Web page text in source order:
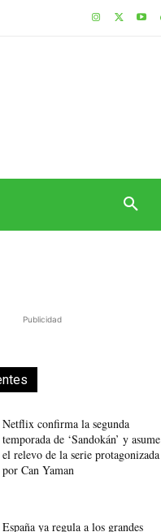
Publicidad
Netflix confirma la segunda
temporada de ‘Sandokán’ y asume
el relevo de la serie protagonizada
por Can Yaman
España ya regula a los grandes